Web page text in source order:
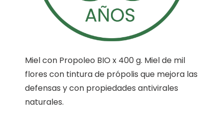
Miel con Propoleo BIO x 400 g. Miel de mil
flores con tintura de própolis que mejora las
defensas y con propiedades antivirales
naturales.